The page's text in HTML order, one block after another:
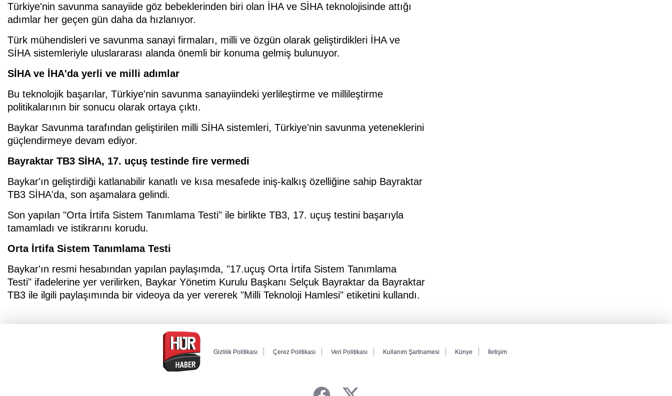
Türkiye'nin savunma sanayiide göz bebeklerinden biri olan İHA ve SİHA teknolojisinde attığı
adımlar her geçen gün daha da hızlanıyor.
Türk mühendisleri ve savunma sanayi firmaları, milli ve özgün olarak geliştirdikleri İHA ve
SİHA sistemleriyle uluslararası alanda önemli bir konuma gelmiş bulunuyor.
SİHA ve İHA'da yerli ve milli adımlar
Bu teknolojik başarılar, Türkiye'nin savunma sanayiindeki yerlileştirme ve millileştirme
politikalarının bir sonucu olarak ortaya çıktı.
Baykar Savunma tarafından geliştirilen milli SİHA sistemleri, Türkiye'nin savunma yeteneklerini
güçlendirmeye devam ediyor.
Bayraktar TB3 SİHA, 17. uçuş testinde fire vermedi
Baykar'ın geliştirdiği katlanabilir kanatlı ve kısa mesafede iniş-kalkış özelliğine sahip Bayraktar
TB3 SİHA'da, son aşamalara gelindi.
Son yapılan "Orta İrtifa Sistem Tanımlama Testi" ile birlikte TB3, 17. uçuş testini başarıyla
tamamladı ve istikrarını korudu.
Orta İrtifa Sistem Tanımlama Testi
Baykar'ın resmi hesabından yapılan paylaşımda, "17.uçuş Orta İrtifa Sistem Tanımlama
Testi" ifadelerine yer verilirken, Baykar Yönetim Kurulu Başkanı Selçuk Bayraktar da Bayraktar
TB3 ile ilgili paylaşımında bir videoya da yer vererek "Milli Teknoloji Hamlesi" etiketini kullandı.
Gizlilik Politikası Çerez Politikası Veri Politikası Kullanım Şartnamesi Künye İletişim